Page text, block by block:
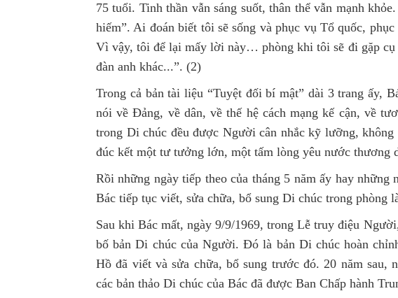
75 tuổi. Tinh thần vẫn sáng suốt, thân thể vẫn mạnh
hiếm”. Ai đoán biết tôi sẽ sống và phục vụ Tổ quốc,
Vì vậy, tôi để lại mấy lời này… phòng khi tôi sẽ đi gặp cụ
đàn anh khác...”. (2)
Trong cả bản tài liệu “Tuyệt đối bí mật” dài 3 trang ấy,
nói về Đảng, về dân, về thế hệ cách mạng kế cận, về
trong Di chúc đều được Người cân nhắc kỹ lưỡng,
đúc kết một tư tưởng lớn, một tấm lòng yêu nước thương
Rồi những ngày tiếp theo của tháng 5 năm ấy hay những
Bác tiếp tục viết, sửa chữa, bổ sung Di chúc trong phòng
Sau khi Bác mất, ngày 9/9/1969, trong Lễ truy điệu
bố bản Di chúc của Người. Đó là bản Di chúc hoàn
Hồ đã viết và sửa chữa, bổ sung trước đó. 20 năm sau,
các bản thảo Di chúc của Bác đã được Ban Chấp hành